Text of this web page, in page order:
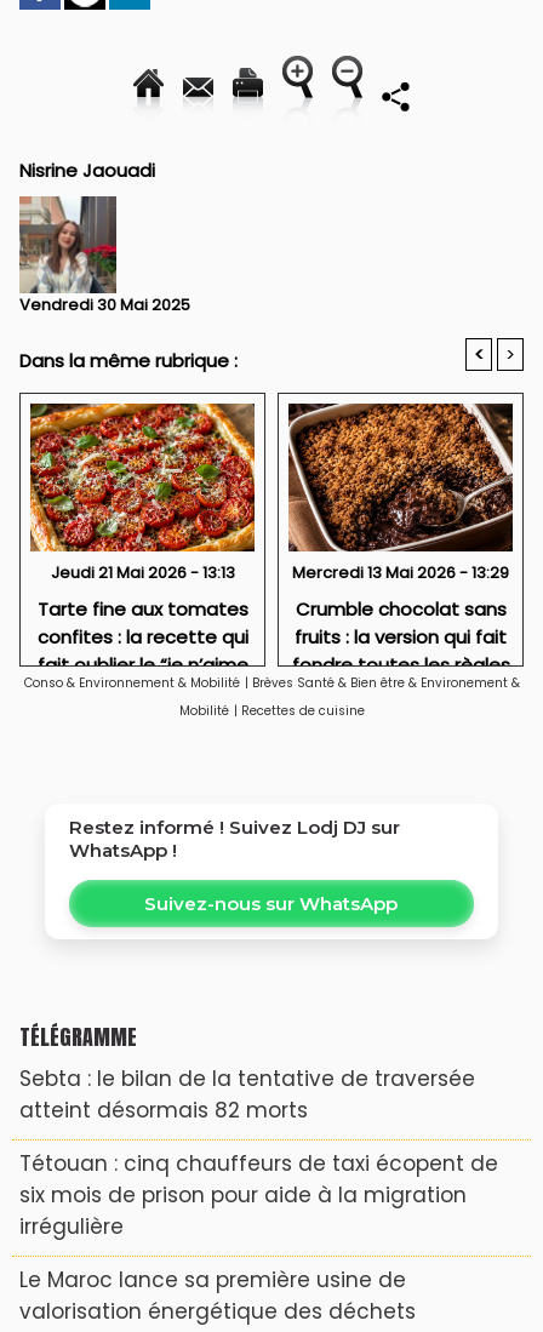
Nisrine Jaouadi
Vendredi 30 Mai 2025
Dans la même rubrique : < >
Jeudi 21 Mai 2026 - 13:13
Tarte fine aux tomates
confites : la recette qui
fait oublier le “je n’aime
pas le vert”
Mercredi 13 Mai 2026 - 13:29
Crumble chocolat sans
fruits : la version qui fait
fondre toutes les règles
Conso & Environnement & Mobilité | Brèves Santé & Bien être & Environement &
Mobilité | Recettes de cuisine
Restez informé ! Suivez Lodj DJ sur
WhatsApp !
Suivez-nous sur WhatsApp
TÉLÉGRAMME
Sebta : le bilan de la tentative de traversée
atteint désormais 82 morts
Tétouan : cinq chauffeurs de taxi écopent de
six mois de prison pour aide à la migration
irrégulière
Le Maroc lance sa première usine de
valorisation énergétique des déchets